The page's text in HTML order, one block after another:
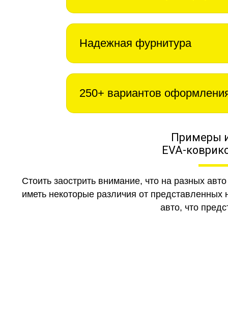
Надежная фурнитура
250+ вариантов
Примеры
EVA-
Стоить заострить внимание, что на разных
иметь некоторые различия от
авто, что